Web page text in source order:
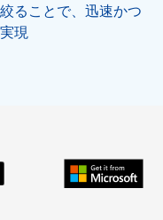
ることで、迅速かつ
現